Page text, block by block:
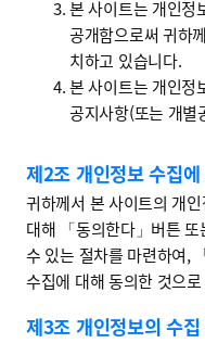
본 사이트는 개인정
공개함으로써 귀하
치하고 있습니다.
본 사이트는 개인정
공지사항(또는 개별
제2조 개인정보 수집
귀하께서 본 사이트의 개
대해 「동의한다」버튼
수 있는 절차를 마련하여,
수집에 대해 동의한 것으
제3조 개인정보의 수